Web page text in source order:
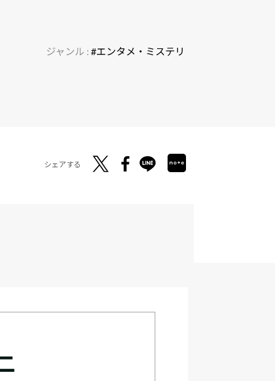
ジャンル : #エンタメ・ミステリ
シェアする